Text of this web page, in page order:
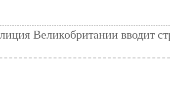
Великобритании вводит